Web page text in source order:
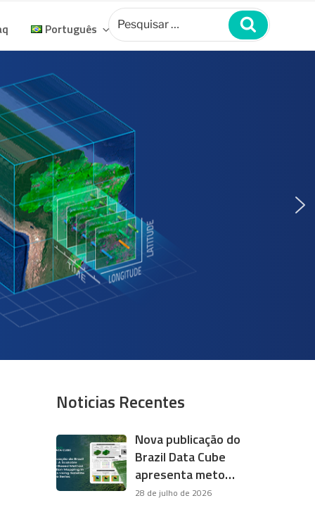
Português
Pesquisar
por:
Pesquisar
Noticias Recentes
Nova publicação do
Brazil Data Cube
apresenta meto…
28 de julho de 2026